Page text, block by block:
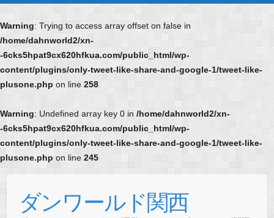
Warning: Trying to access array offset on false in
/home/dahnworld2/xn-
-6cks5hpat9cx620hfkua.com/public_html/wp-
content/plugins/only-tweet-like-share-and-google-1/tweet-like-
plusone.php on line 258
Warning: Undefined array key 0 in /home/dahnworld2/xn-
-6cks5hpat9cx620hfkua.com/public_html/wp-
content/plugins/only-tweet-like-share-and-google-1/tweet-like-
plusone.php on line 245
contentダンワールド関西